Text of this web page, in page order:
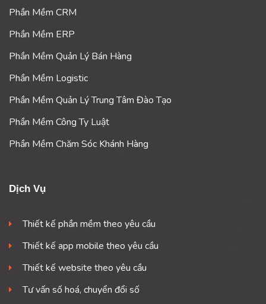
Phần Mềm CRM
Phần Mềm ERP
Phần Mềm Quản Lý Bán Hàng
Phần Mềm Logistic
Phần Mềm Quản Lý Trung Tâm Đào Tạo
Phần Mềm Công Ty Luật
Phần Mềm Chăm Sóc Khánh Hàng
Dịch Vụ
Thiết kế phần mềm theo yêu cầu
Thiết kế app mobile theo yêu cầu
Thiết kế website theo yêu cầu
Tư vấn số hoá, chuyển đổi số